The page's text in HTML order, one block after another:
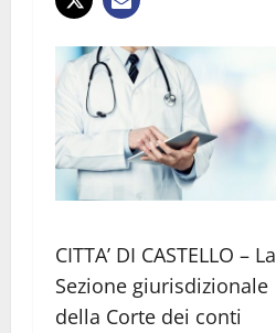
CITTA’ DI CASTELLO – La
Sezione giurisdizionale
della Corte dei conti